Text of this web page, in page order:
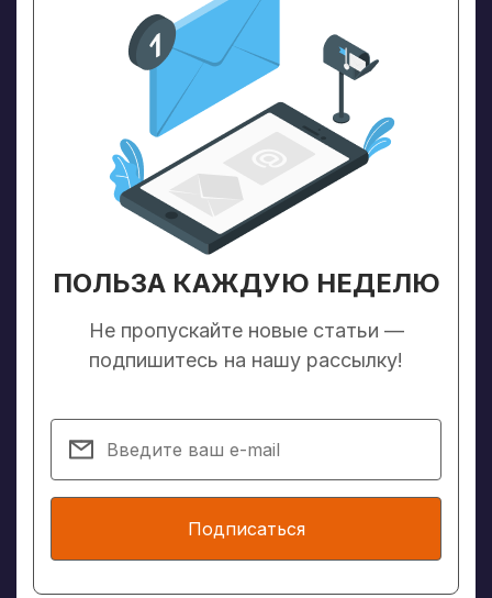
ПОЛЬЗА КАЖДУЮ НЕДЕЛЮ
Не пропускайте новые статьи —
подпишитесь на нашу рассылку!
Подписаться